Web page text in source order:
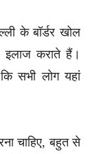
के बॉर्डर खोल
कराते हैं।
सभी लोग यहां
चाहिए, बहुत से